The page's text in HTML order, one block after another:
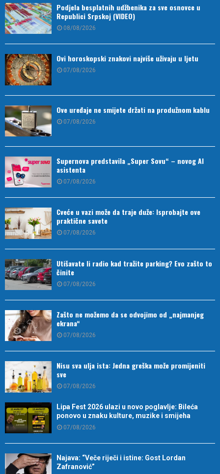
Podjela besplatnih udžbenika za sve osnovce u
Republici Srpskoj (VIDEO)
08/08/2026
Ovi horoskopski znakovi najviše uživaju u ljetu
07/08/2026
Ove uređaje ne smijete držati na produžnom kablu
07/08/2026
Supernova predstavila „Super Sovu“ – novog AI
asistenta
07/08/2026
Cveće u vazi može da traje duže: Isprobajte ove
praktične savete
07/08/2026
Utišavate li radio kad tražite parking? Evo zašto to
činite
07/08/2026
Zašto ne možemo da se odvojimo od „najmanjeg
ekrana“
07/08/2026
Nisu sva ulja ista: Jedna greška može promijeniti
sve
07/08/2026
Lipa Fest 2026 ulazi u novo poglavlje: Bileća
ponovo u znaku kulture, muzike i smijeha
07/08/2026
Najava: “Veče riječi i istine: Gost Lordan
Zafranović”